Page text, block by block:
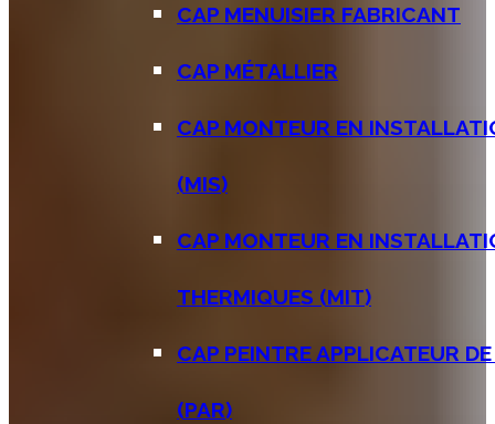
CAP MENUISIER FABRICANT
CAP MÉTALLIER
CAP MONTEUR EN
(MIS)
CAP MONTEUR EN
THERMIQUES (MIT)
CAP PEINTRE APPLICATEUR
(PAR)